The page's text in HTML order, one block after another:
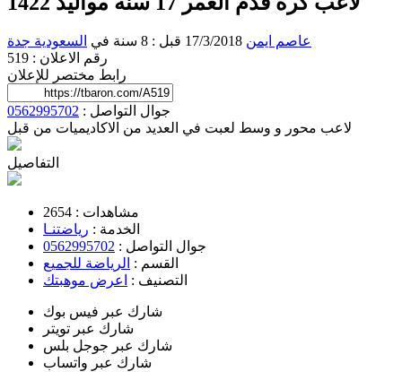
عاصم ايمن 17/3/2018 قبل : 8 سنة في السعودية جدة
رقم الاعلان : 519
رابط مختصر للإعلان
جوال التواصل : 0562995702
التفاصيل
مشاهدات : 2654
الخدمة : رياضتنـا
جوال التواصل : 0562995702
القسم : الرياضة للجميع
التصنيف :
اعرض موهبتك
شارك عبر فيس بوك
شارك عبر تويتر
شارك عبر جوجل بلس
شارك عبر واتساب